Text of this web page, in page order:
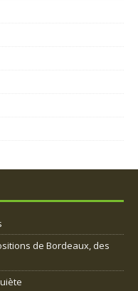
de Bordeaux, des